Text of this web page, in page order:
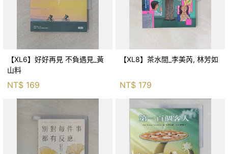
【XL6】好好再見 不負遇見_黃
山料
NT$ 169
【XL8】茶水間_李美芮, 林芳如
NT$ 179